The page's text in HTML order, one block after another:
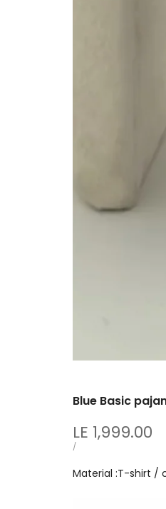
Blue Basic
Sale
price
LE 1,999.00
UNIT
/PER
Material :T-shirt /